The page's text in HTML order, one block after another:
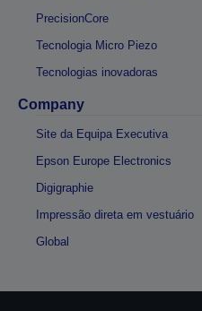
PrecisionCore
Tecnologia Micro Piezo
Tecnologias inovadoras
Company
Site da Equipa Executiva
Epson Europe Electronics
Digigraphie
Impressão direta em vestuário
Global